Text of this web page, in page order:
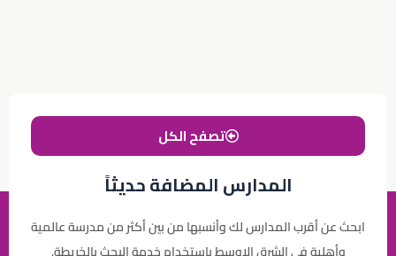
المدارس المضافة حديثاً
ابحث عن أقرب المدارس لك وأنسبها من بين أكثر من مدرسة عالمية
وأهلية في الشرق الاوسط باستخدام خدمة البحث بالخريطة.
تصفح الكل